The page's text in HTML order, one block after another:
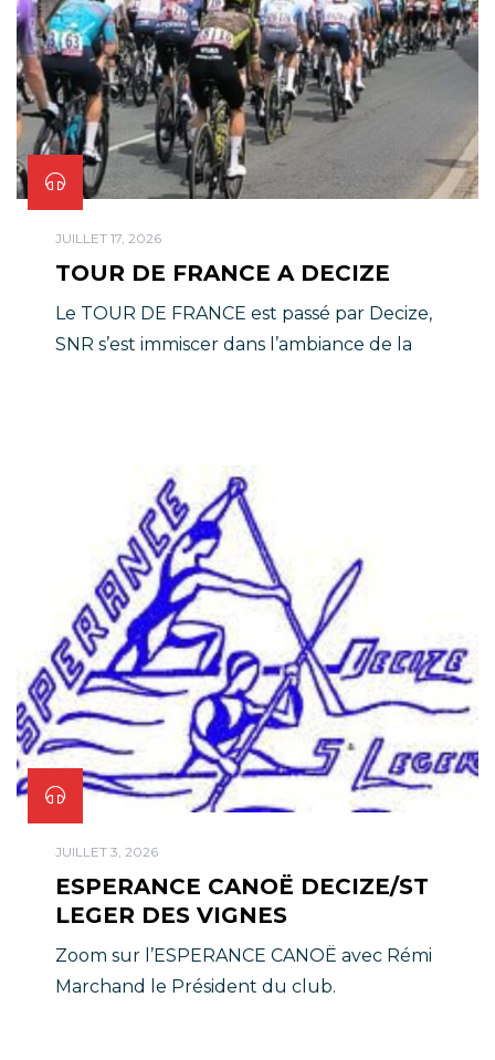
JUILLET 17, 2026
TOUR DE FRANCE A DECIZE
Le TOUR DE FRANCE est passé par Decize,
SNR s’est immiscer dans l’ambiance de la
JUILLET 3, 2026
ESPERANCE CANOË DECIZE/ST
LEGER DES VIGNES
Zoom sur l’ESPERANCE CANOË avec Rémi
Marchand le Président du club.